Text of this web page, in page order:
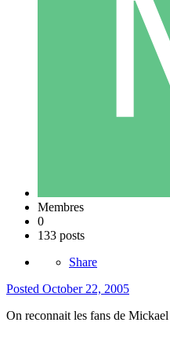
Membres
0
133 posts
Share
Posted October 22, 2005
On reconnait les fans de